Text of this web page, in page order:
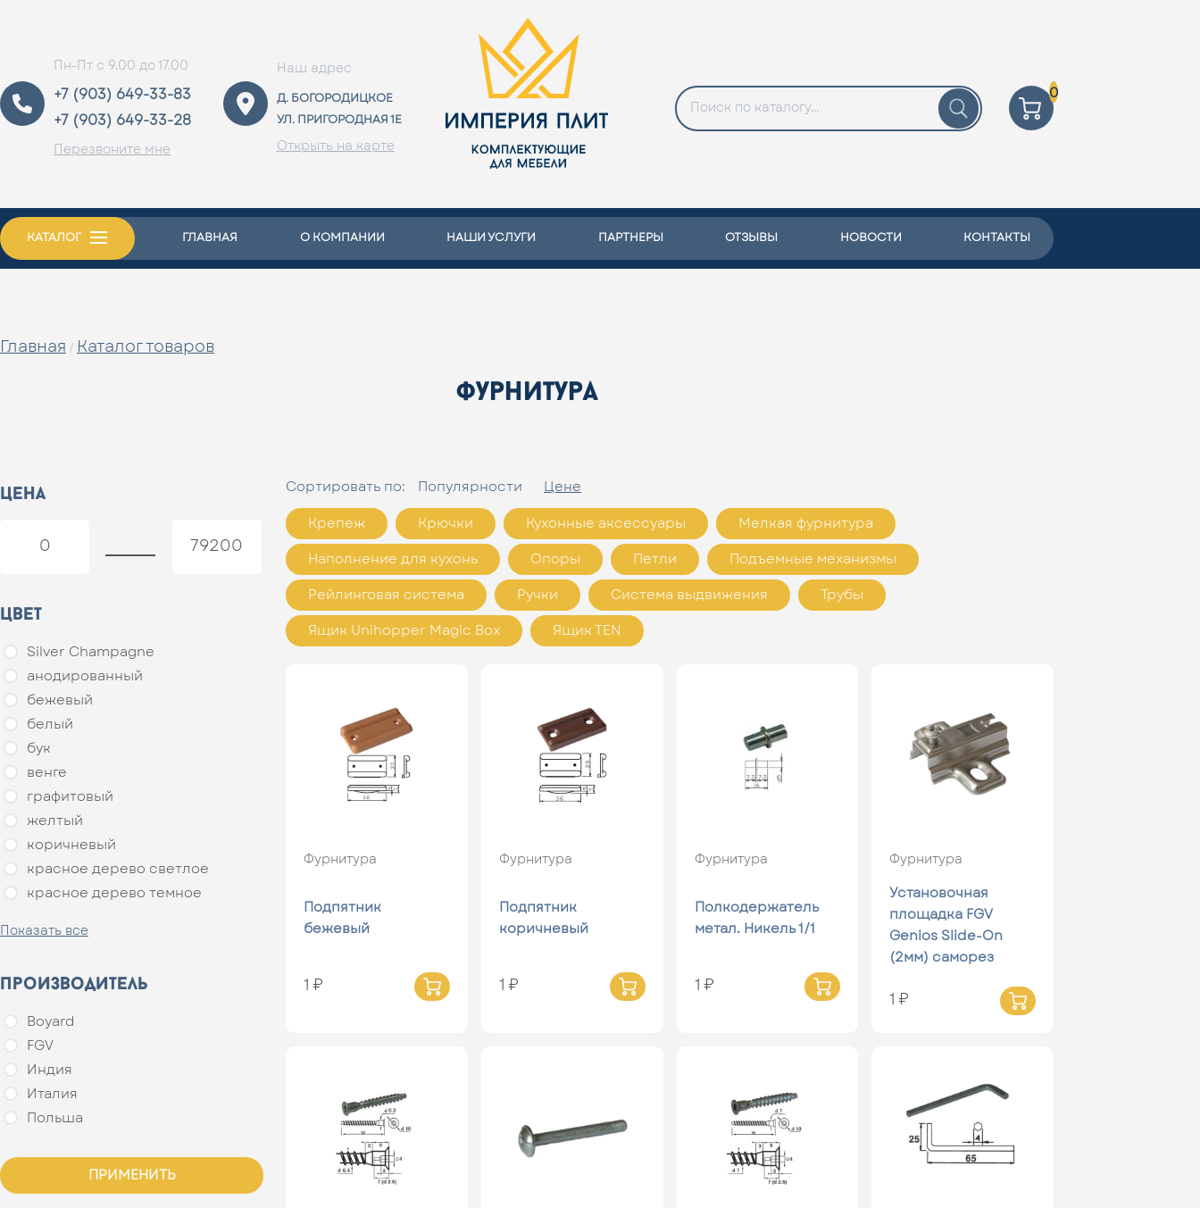
Пн-Пт с 9.00 до 17.00
+7 (903) 649-33-83
+7 (903) 649-33-28
Перезвоните мне
Наш адрес
Д. БОГОРОДИЦКОЕ
УЛ. ПРИГОРОДНАЯ 1Е
Открыть на карте
0
КАТАЛОГ ГЛАВНАЯ О КОМПАНИИ НАШИ УСЛУГИ ПАРТНЕРЫ ОТЗЫВЫ НОВОСТИ КОНТАКТЫ
Главная / Каталог товаров
фурнитура
цена
цвет
Silver Champagne
анодированный
бежевый
белый
бук
венге
графитовый
желтый
коричневый
красное дерево светлое
красное дерево темное
никель
серый
сталь
стальной
хром
цинк
цинк белый
черный никель
Показать все
производитель
Boyard
FGV
Индия
Италия
Польша
Сортировать по: Популярности Цене
Крепеж Крючки Кухонные аксессуары Мелкая фурнитура
Наполнение для кухонь Опоры Петли Подъемные механизмы
Рейлинговая система Ручки Система выдвижения Трубы
Ящик Unihopper Magic Box Ящик ТЕN
Фурнитура
Подпятник
бежевый
1 ₽
Фурнитура
Подпятник
коричневый
1 ₽
Фурнитура
Полкодержатель
метал. Никель 1/1
1 ₽
Фурнитура
Установочная
площадка FGV
Genios Slide-On
(2мм) саморез
1 ₽